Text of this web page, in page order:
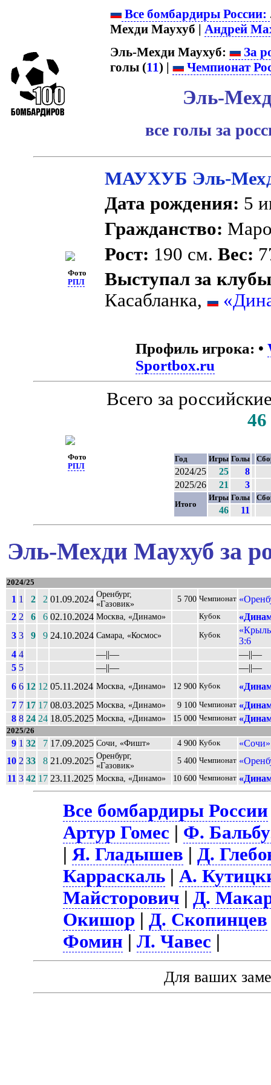
Все бомбардиры России:
Мехди Маухуб | Андрей
Эль-Мехди Маухуб:
За
голы (11) | Чемпионат
Эль-
все голы за
Фото
РПЛ
МАУХУБ Эль-
Дата рождения: 5
Гражданство:
Рост: 190 см.Вес:
Выступал за
Касабланка,
Профиль игрока: •
Sportbox.ru
Фото
РПЛ
Всего за
46
Год Игры Голы
2024/25 25
8
2025/26
21 3
Итого
Игры Голы
46 11
Эль-Мехди Маухуб за
2024/25
1 1 2 2 01.09.2024 Оренбург,
«Газовик»
5 700 Чемпионат
2 2 6 6 02.10.2024 Москва, «Динамо» Кубок
3 3 9 9 24.10.2024 Самара, «Космос» Кубок
3:6
4 4 ––||––
––||––
5 5 ––||––
––||––
6 6 12 12 05.11.2024 Москва, «Динамо» 12 900 Кубок
7 7 17 17 08.03.2025 Москва, «Динамо» 9 100 Чемпионат
8 8 24 24 18.05.2025 Москва, «Динамо» 15 000 Чемпионат
2025/26
9 1 32 7 17.09.2025 Сочи, «Фишт» 4 900 Кубок
10 2 33 8 21.09.2025 Оренбург,
«Газовик»
5 400 Чемпионат
11 3 42 17 23.11.2025 Москва, «Динамо» 10 600 Чемпионат
Все бомбардиры России
Артур Гомес | Ф.
|Я. Гладышев |Д.
Карраскаль |А.
Майсторович |Д.
Окишор |Д. Скопинцев
Фомин |Л. Чавес |
Для ваших